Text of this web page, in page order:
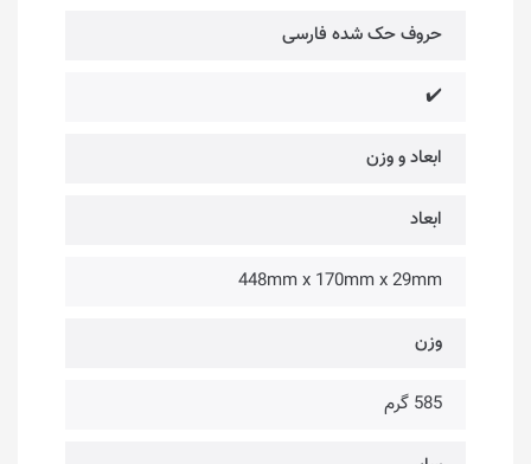
حروف حک شده فارسی
✔️
ابعاد و وزن
ابعاد
448mm x 170mm x 29mm
وزن
585 گرم